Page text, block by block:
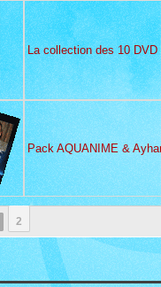
La collection des 10
Pack AQUANIME &
2